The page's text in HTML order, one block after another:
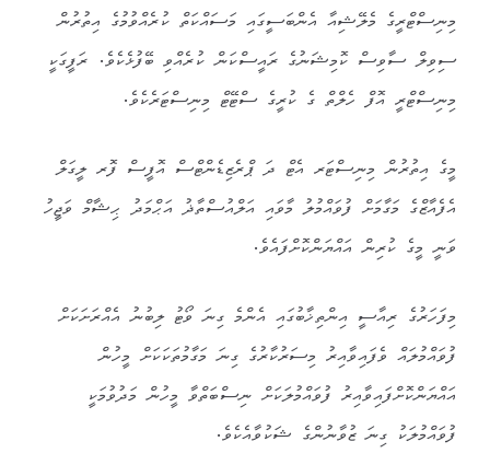
މިނިސްޓްރީގެ މެލޭޝިއާ އެންބަސީގައި މަސައްކަތް ކުރެއްވުމުގެ އިތުރުން
ސިވިލް ސާވިސް ކޮމިޝަނުގެ ރައީސްކަން ކުރެއްވި ބޭފުޅެކެވެ. ރަފީގަކީ
މިނިސްޓްރީ އޮފް ހެލްތް ގެ ކުރީގެ ސްޓޭޓް މިނިސްޓަރެކެވެ.
މީގެ އިތުރުން މިނިސްޓަރ އެޓް ދަ ޕްރެޒިޑެންޓްސް އޮފީސް ފޮރ ލީގަލް
އެފެއާޒްގެ މަގާމަށް ފުވައްމުލު މާވައި އަލްއުސްތާޛު އަޙްމަދު ޙިޝާމް ވަޖީހު
ވަނީ މީގެ ކުރިން އައްޔަންކޮށްފައެވެ.
މިފަހަރުގެ ރިއާސީ އިންތިޚާބުގައި އެންމެ ގިނަ ވޯޓު ލިބުނު އެއްރަށަކަށް
ފުވައްމުލައް ވެފައިވާއިރު މިސަރުކާރުގެ ގިނަ މަގާމުތަކަކަށް މީހުން
އައްޔަންކޮށްފައިވާއިރު ފުވައްމުލަކަށް ނިސްބަތްވާ މީހުން މަދުވުމަކީ
ފުވައްމުލަކު ގިނަ ޒުވާނުންގެ ޝަކުވާއެކެވެ.